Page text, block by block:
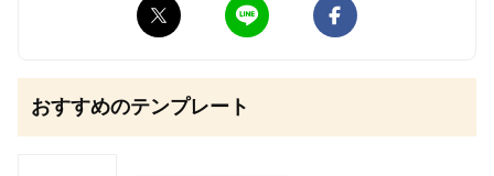
おすすめのテンプレート